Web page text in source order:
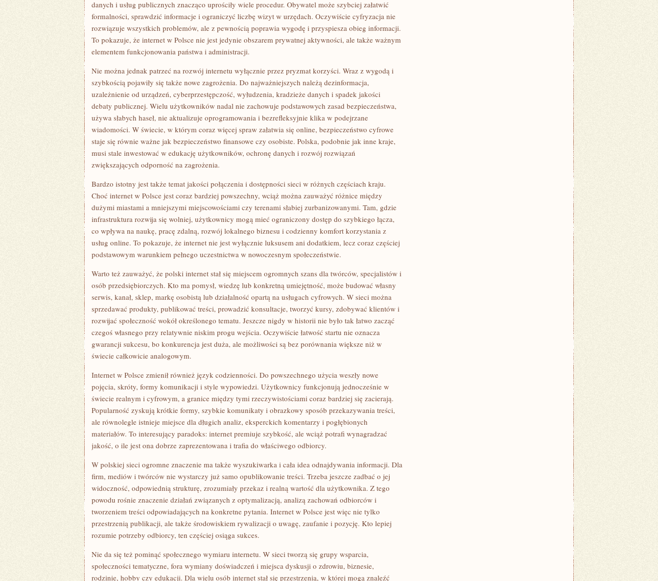
danych i usług publicznych znacząco uprościły wiele procedur. Obywatel może szybciej załatwić
formalności, sprawdzić informacje i ograniczyć liczbę wizyt w urzędach. Oczywiście cyfryzacja nie
rozwiązuje wszystkich problemów, ale z pewnością poprawia wygodę i przyspiesza obieg informacji.
To pokazuje, że internet w Polsce nie jest jedynie obszarem prywatnej aktywności, ale także ważnym
elementem funkcjonowania państwa i administracji.
Nie można jednak patrzeć na rozwój internetu wyłącznie przez pryzmat korzyści. Wraz z wygodą i
szybkością pojawiły się także nowe zagrożenia. Do najważniejszych należą dezinformacja,
uzależnienie od urządzeń, cyberprzestępczość, wyłudzenia, kradzieże danych i spadek jakości
debaty publicznej. Wielu użytkowników nadal nie zachowuje podstawowych zasad bezpieczeństwa,
używa słabych haseł, nie aktualizuje oprogramowania i bezrefleksyjnie klika w podejrzane
wiadomości. W świecie, w którym coraz więcej spraw załatwia się online, bezpieczeństwo cyfrowe
staje się równie ważne jak bezpieczeństwo finansowe czy osobiste. Polska, podobnie jak inne kraje,
musi stale inwestować w edukację użytkowników, ochronę danych i rozwój rozwiązań
zwiększających odporność na zagrożenia.
Bardzo istotny jest także temat jakości połączenia i dostępności sieci w różnych częściach kraju.
Choć internet w Polsce jest coraz bardziej powszechny, wciąż można zauważyć różnice między
dużymi miastami a mniejszymi miejscowościami czy terenami słabiej zurbanizowanymi. Tam, gdzie
infrastruktura rozwija się wolniej, użytkownicy mogą mieć ograniczony dostęp do szybkiego łącza,
co wpływa na naukę, pracę zdalną, rozwój lokalnego biznesu i codzienny komfort korzystania z
usług online. To pokazuje, że internet nie jest wyłącznie luksusem ani dodatkiem, lecz coraz częściej
podstawowym warunkiem pełnego uczestnictwa w nowoczesnym społeczeństwie.
Warto też zauważyć, że polski internet stał się miejscem ogromnych szans dla twórców, specjalistów i
osób przedsiębiorczych. Kto ma pomysł, wiedzę lub konkretną umiejętność, może budować własny
serwis, kanał, sklep, markę osobistą lub działalność opartą na usługach cyfrowych. W sieci można
sprzedawać produkty, publikować treści, prowadzić konsultacje, tworzyć kursy, zdobywać klientów i
rozwijać społeczność wokół określonego tematu. Jeszcze nigdy w historii nie było tak łatwo zacząć
czegoś własnego przy relatywnie niskim progu wejścia. Oczywiście łatwość startu nie oznacza
gwarancji sukcesu, bo konkurencja jest duża, ale możliwości są bez porównania większe niż w
świecie całkowicie analogowym.
Internet w Polsce zmienił również język codzienności. Do powszechnego użycia weszły nowe
pojęcia, skróty, formy komunikacji i style wypowiedzi. Użytkownicy funkcjonują jednocześnie w
świecie realnym i cyfrowym, a granice między tymi rzeczywistościami coraz bardziej się zacierają.
Popularność zyskują krótkie formy, szybkie komunikaty i obrazkowy sposób przekazywania treści,
ale równolegle istnieje miejsce dla długich analiz, eksperckich komentarzy i pogłębionych
materiałów. To interesujący paradoks: internet premiuje szybkość, ale wciąż potrafi wynagradzać
jakość, o ile jest ona dobrze zaprezentowana i trafia do właściwego odbiorcy.
W polskiej sieci ogromne znaczenie ma także wyszukiwarka i cała idea odnajdywania informacji. Dla
firm, mediów i twórców nie wystarczy już samo opublikowanie treści. Trzeba jeszcze zadbać o jej
widoczność, odpowiednią strukturę, zrozumiały przekaz i realną wartość dla użytkownika. Z tego
powodu rośnie znaczenie działań związanych z optymalizacją, analizą zachowań odbiorców i
tworzeniem treści odpowiadających na konkretne pytania. Internet w Polsce jest więc nie tylko
przestrzenią publikacji, ale także środowiskiem rywalizacji o uwagę, zaufanie i pozycję. Kto lepiej
rozumie potrzeby odbiorcy, ten częściej osiąga sukces.
Nie da się też pominąć społecznego wymiaru internetu. W sieci tworzą się grupy wsparcia,
społeczności tematyczne, fora wymiany doświadczeń i miejsca dyskusji o zdrowiu, biznesie,
rodzinie, hobby czy edukacji. Dla wielu osób internet stał się przestrzenią, w której mogą znaleźć